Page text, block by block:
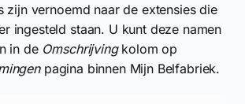
zijn vernoemd naar de extensies die
ingesteld staan. U kunt deze namen
in de Omschrijvingkolom op
pagina binnen Mijn Belfabriek.